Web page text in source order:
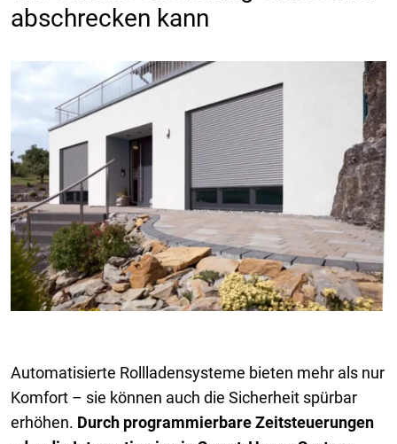
abschrecken kann
Automatisierte Rollladensysteme bieten mehr als nur
Komfort – sie können auch die Sicherheit spürbar
erhöhen. Durch programmierbare Zeitsteuerungen